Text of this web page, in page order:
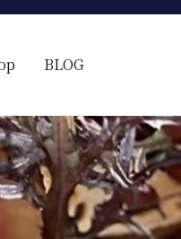
そのものの旨さを閉じ込め
BLOG